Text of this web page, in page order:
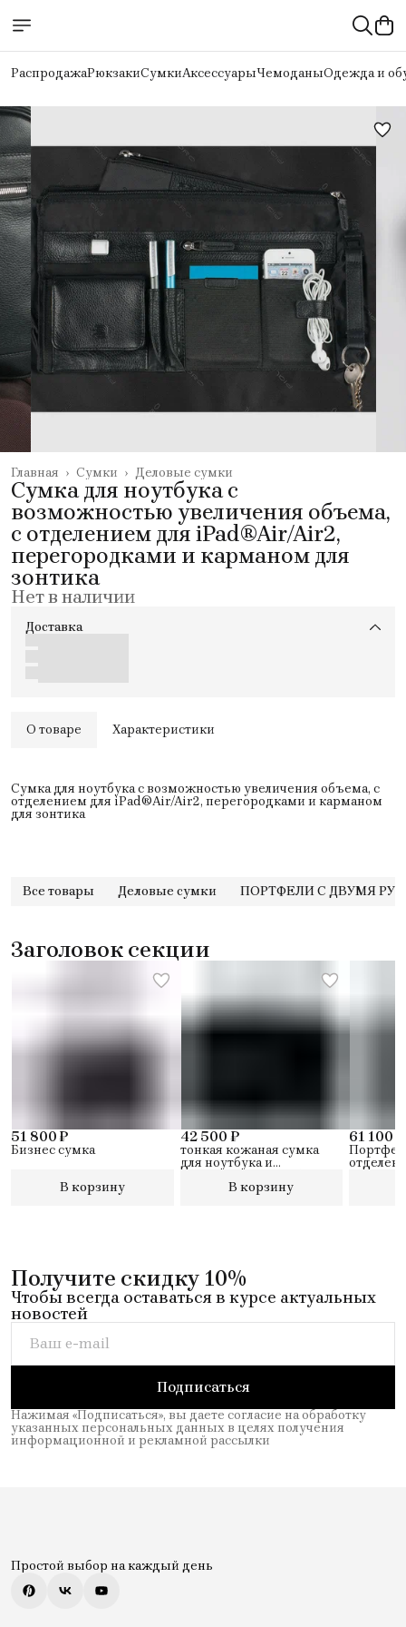
РаспродажаРюкзакиСумкиАксессуарыЧемоданыОдежда и
Деловые сумки
Сумки ›
Главная ›
Сумка для ноутбука с
возможностью увеличения объема,
с отделением для iPad®Air/Air2,
перегородками и карманом для
зонтика
Нет в наличии
Доставка
О товаре Характеристики
Сумка для ноутбука с возможностью увеличения объема, с
отделением для iPad®Air/Air2, перегородками и карманом
для зонтика
Все товары Деловые сумки ПОРТФЕЛИ С ДВУМЯ
Заголовок секции
51 800 ₽
Бизнес сумка
В корзину
42 500 ₽
тонкая кожаная сумка
для ноутбука и
В корзину
61 100 ₽
Получите скидку 10%
Чтобы всегда оставаться в курсе актуальных
новостей
Подписаться
Нажимая «Подписаться», вы даете согласие на обработку
указанных персональных данных в целях получения
информационной и рекламной рассылки
Простой выбор на каждый день